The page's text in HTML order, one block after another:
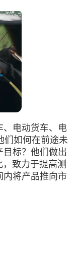
电动货车、电
们如何在前途未
目标？他们做出
致力于提高测
将产品推向市